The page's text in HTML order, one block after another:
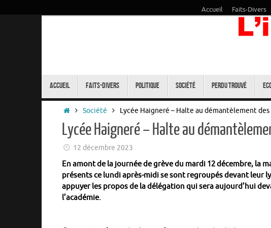
Accueil Faits-Divers
Accueil Faits-Divers Politique Société Perdu trouvé
Accueil
Société Lycée Haigneré – Halte au démantèlement
Lycée Haigneré – Halte au
12 décembre 2023
En amont de la journée de grève du mardi 12 décembre, la
présents ce lundi après-midi se sont regroupés devant leur
appuyer les propos de la délégation qui sera aujourd’hui
l’académie.